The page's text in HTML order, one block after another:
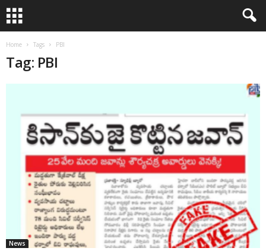
Home Tags PBI
Tag: PBI
News